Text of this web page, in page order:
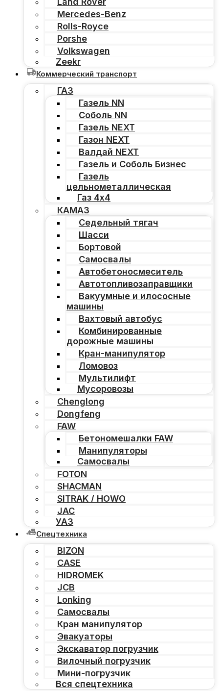
Mercedes-Benz
Rolls-Royce
Porshe
Volkswagen
Zeekr
Коммерческий транспорт
ГАЗ
Газель NN
Соболь NN
Газель NEXT
Газон NEXT
Валдай NEXT
Газель и Соболь Бизнес
Газель
цельнометаллическая
Газ 4х4
КАМАЗ
Седельный тягач
Шасси
Бортовой
Самосвалы
Автобетоносмеситель
Автотопливозаправщики
Вакуумные и илососные
машины
Вахтовый автобус
Комбинированные
дорожные машины
Кран-манипулятор
Ломовоз
Мультилифт
Мусоровозы
Chenglong
Dongfeng
FAW
Бетономешалки FAW
Манипуляторы
Самосвалы
FOTON
SHACMAN
SITRAK / HOWO
JAC
УАЗ
Спецтехника
BIZON
CASE
HIDROMEK
JCB
Lonking
Самосвалы
Кран манипулятор
Эвакуаторы
Экскаватор погрузчик
Вилочный погрузчик
Мини-погрузчик
Вся спецтехника